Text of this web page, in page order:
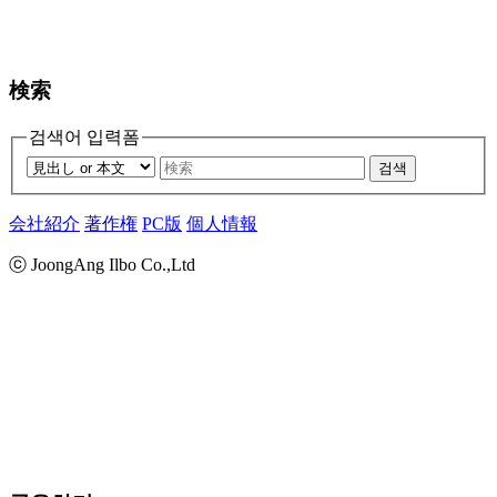
検索
검색어 입력폼
검색
会社紹介 著作権 PC版 個人情報
ⓒ JoongAng Ilbo Co.,Ltd